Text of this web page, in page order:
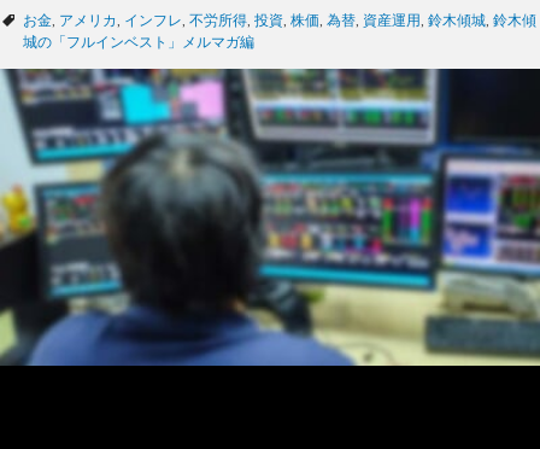
テ
ゴ
ー
タ
グ
お金 アメリカ インフレ 不労所得 投資 株価 為替 資産運用 鈴木傾城 鈴木傾
城の「フルインベスト」メルマガ編